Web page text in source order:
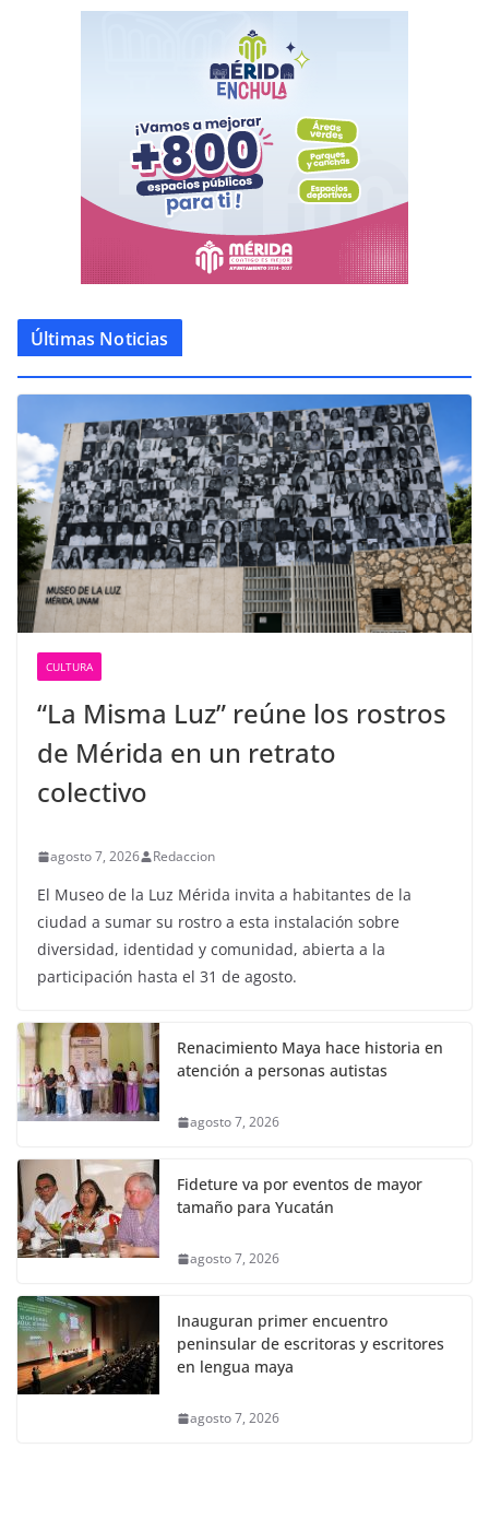
Últimas Noticias
CULTURA
“La Misma Luz” reúne los rostros
de Mérida en un retrato
colectivo
agosto 7, 2026 Redaccion
El Museo de la Luz Mérida invita a habitantes de la
ciudad a sumar su rostro a esta instalación sobre
diversidad, identidad y comunidad, abierta a la
participación hasta el 31 de agosto.
Renacimiento Maya hace historia en
atención a personas autistas
agosto 7, 2026
Fideture va por eventos de mayor
tamaño para Yucatán
agosto 7, 2026
Inauguran primer encuentro
peninsular de escritoras y escritores
en lengua maya
agosto 7, 2026